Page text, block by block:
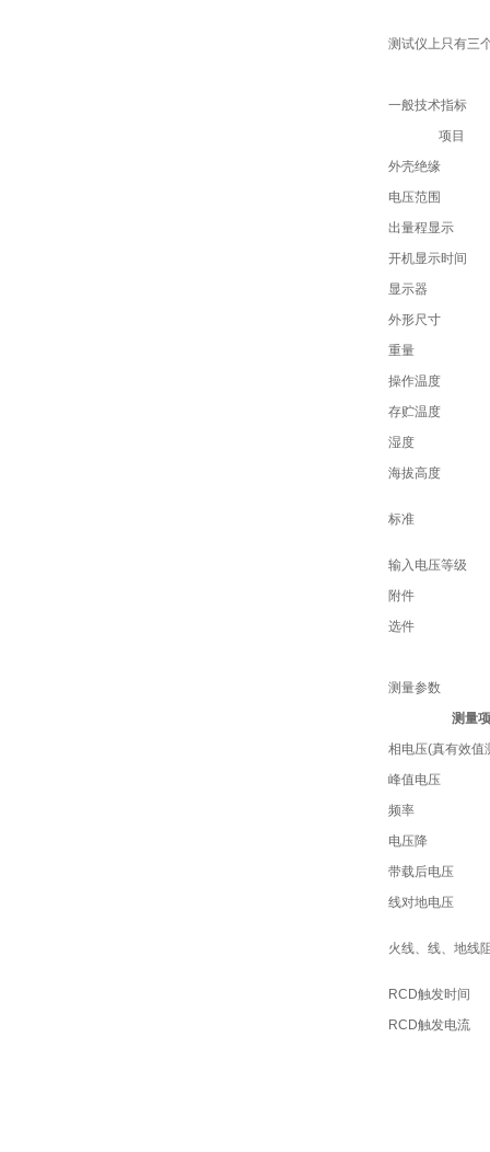
测试仪上只有三
一般技术指标
项目
外壳绝缘
电压范围
出量程显示
开机显示时间
显示器
外形尺寸
重量
操作温度
存贮温度
湿度
海拔高度
标准
输入电压等级
附件
选件
测量参数
测量
相电压(真有效值
峰值电压
频率
电压降
带载后电压
线对地电压
火线、线、地线
RCD触发时间
RCD触发电流